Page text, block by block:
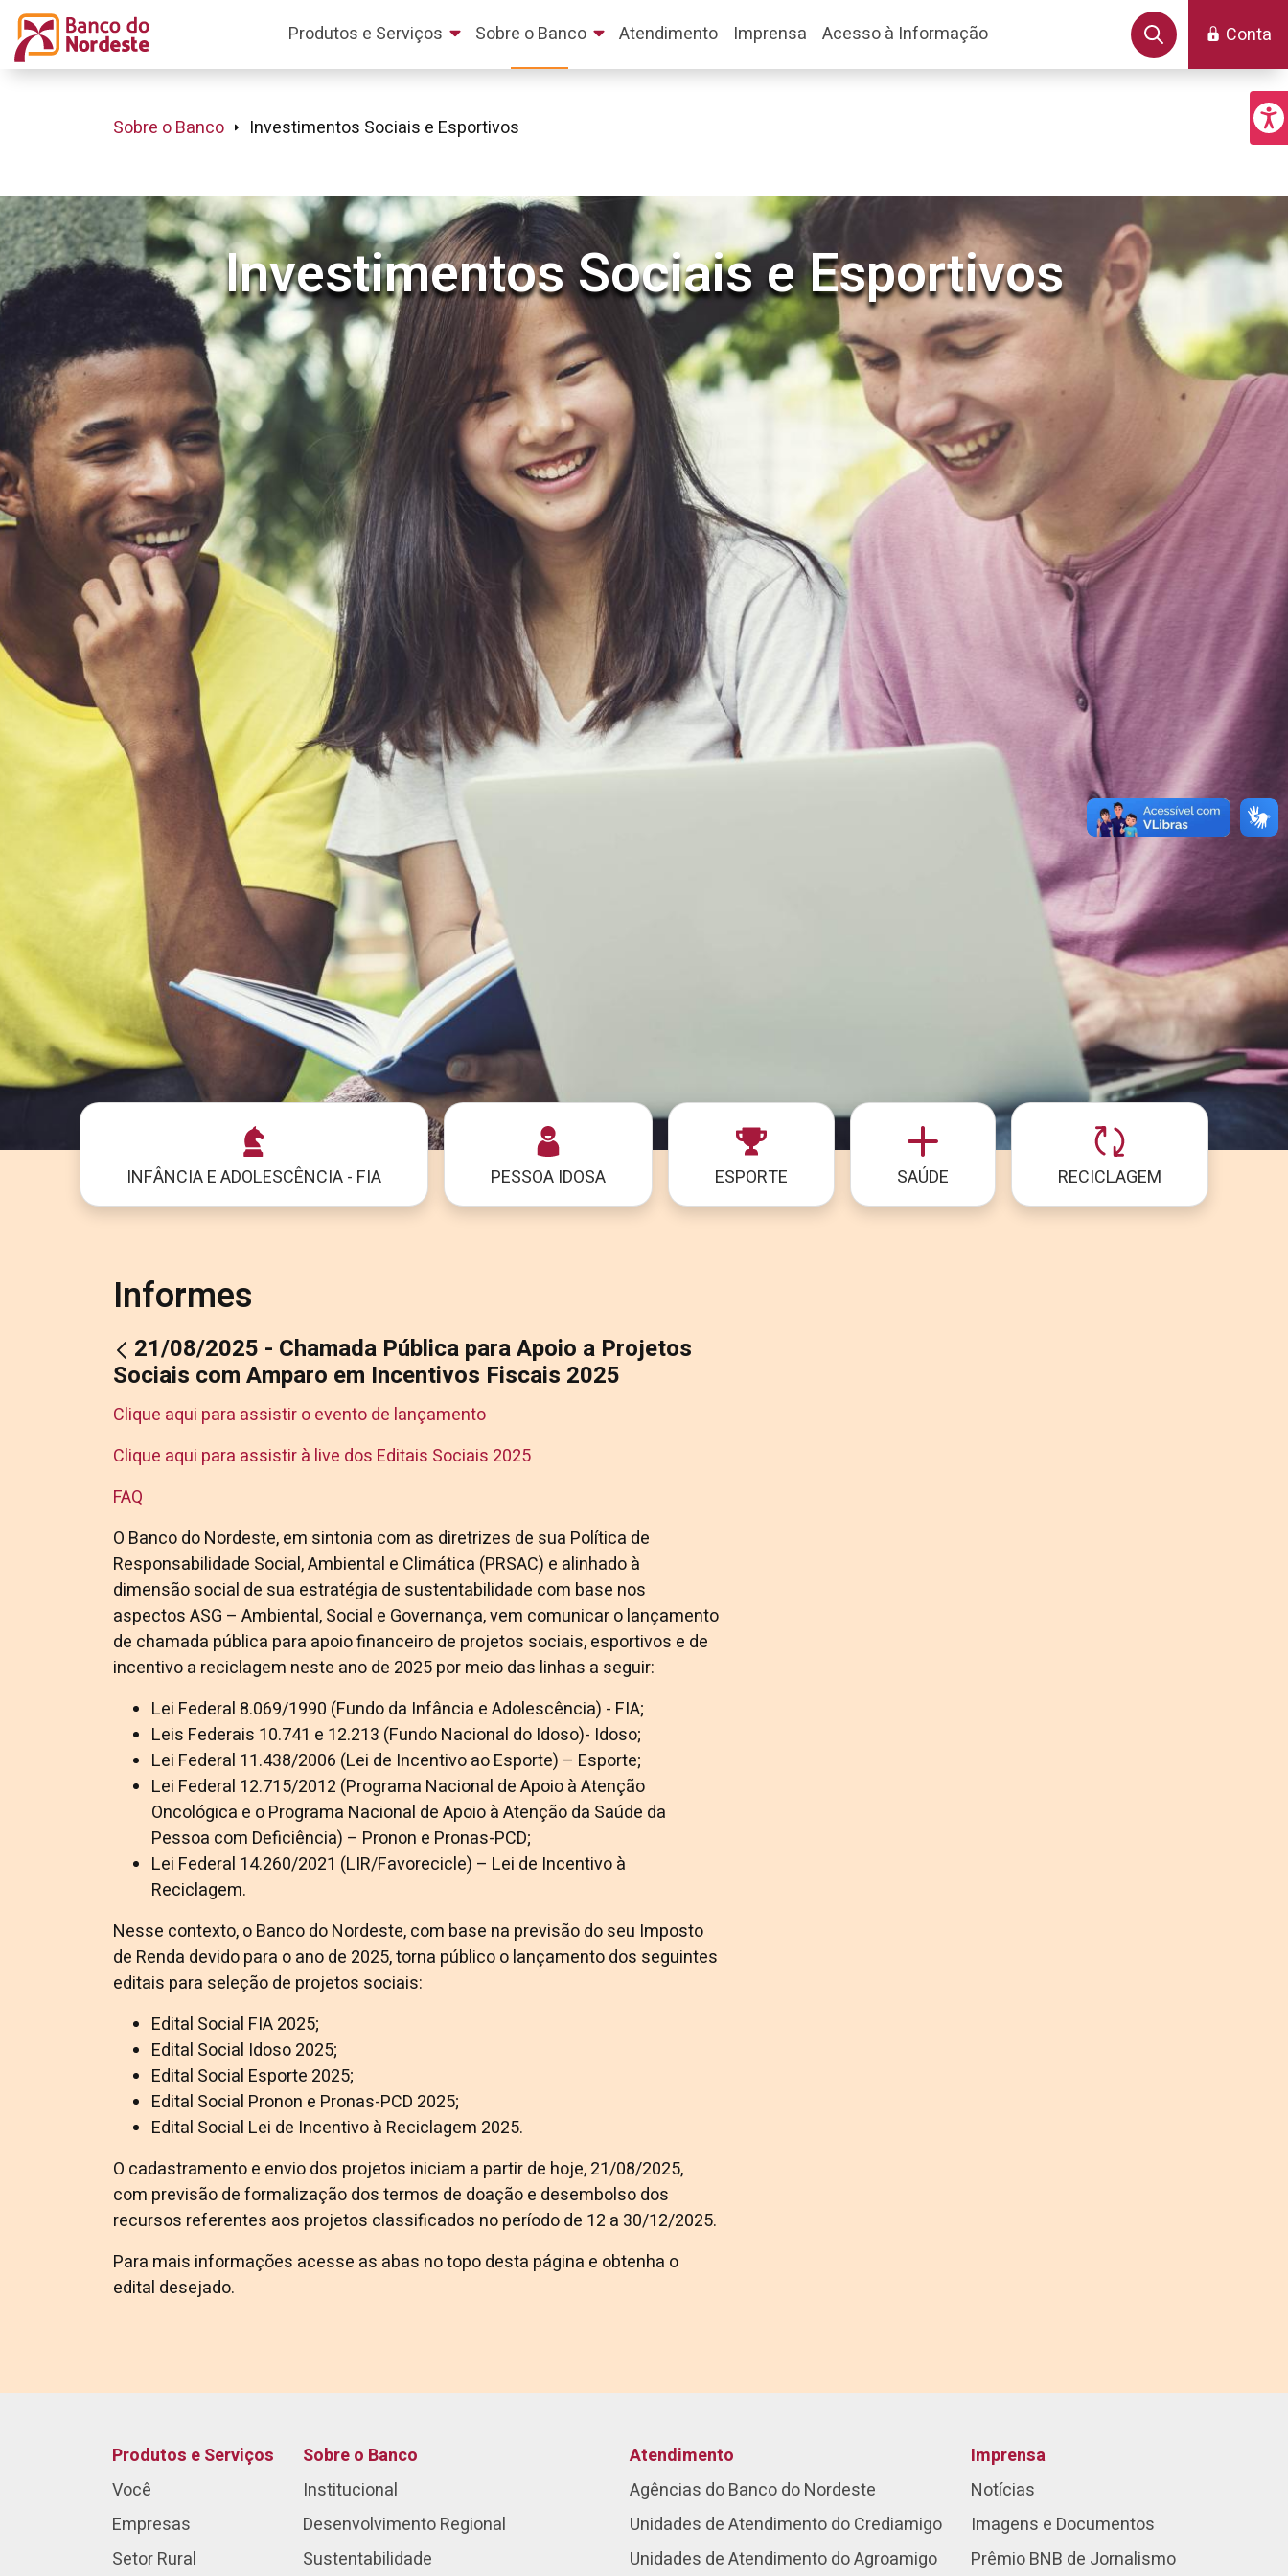
Conta
Produtos e Serviços Sobre o Banco Atendimento Imprensa Acesso à Informação
Sobre o Banco Investimentos Sociais e Esportivos
Investimentos Sociais e Esportivos
INFÂNCIA E ADOLESCÊNCIA - FIA PESSOA IDOSA ESPORTE SAÚDE RECICLAGEM
Informes
21/08/2025 - Chamada Pública para Apoio a Projetos
Sociais com Amparo em Incentivos Fiscais 2025
Clique aqui para assistir o evento de lançamento
Clique aqui para assistir à live dos Editais Sociais 2025
FAQ
O Banco do Nordeste, em sintonia com as diretrizes de sua Política de
Responsabilidade Social, Ambiental e Climática (PRSAC) e alinhado à
dimensão social de sua estratégia de sustentabilidade com base nos
aspectos ASG – Ambiental, Social e Governança, vem comunicar o lançamento
de chamada pública para apoio financeiro de projetos sociais, esportivos e de
incentivo a reciclagem neste ano de 2025 por meio das linhas a seguir:
Lei Federal 8.069/1990 (Fundo da Infância e Adolescência) - FIA;
Leis Federais 10.741 e 12.213 (Fundo Nacional do Idoso)- Idoso;
Lei Federal 11.438/2006 (Lei de Incentivo ao Esporte) – Esporte;
Lei Federal 12.715/2012 (Programa Nacional de Apoio à Atenção
Oncológica e o Programa Nacional de Apoio à Atenção da Saúde da
Pessoa com Deficiência) – Pronon e Pronas-PCD;
Lei Federal 14.260/2021 (LIR/Favorecicle) – Lei de Incentivo à
Reciclagem.
Nesse contexto, o Banco do Nordeste, com base na previsão do seu Imposto
de Renda devido para o ano de 2025, torna público o lançamento dos seguintes
editais para seleção de projetos sociais:
Edital Social FIA 2025;
Edital Social Idoso 2025;
Edital Social Esporte 2025;
Edital Social Pronon e Pronas-PCD 2025;
Edital Social Lei de Incentivo à Reciclagem 2025.
O cadastramento e envio dos projetos iniciam a partir de hoje, 21/08/2025,
com previsão de formalização dos termos de doação e desembolso dos
recursos referentes aos projetos classificados no período de 12 a 30/12/2025.
Para mais informações acesse as abas no topo desta página e obtenha o
edital desejado.
Produtos e Serviços
Você
Empresas
Setor Rural
Sobre o Banco
Institucional
Desenvolvimento Regional
Sustentabilidade
Atendimento
Agências do Banco do Nordeste
Unidades de Atendimento do Crediamigo
Unidades de Atendimento do Agroamigo
Imprensa
Notícias
Imagens e Documentos
Prêmio BNB de Jornalismo